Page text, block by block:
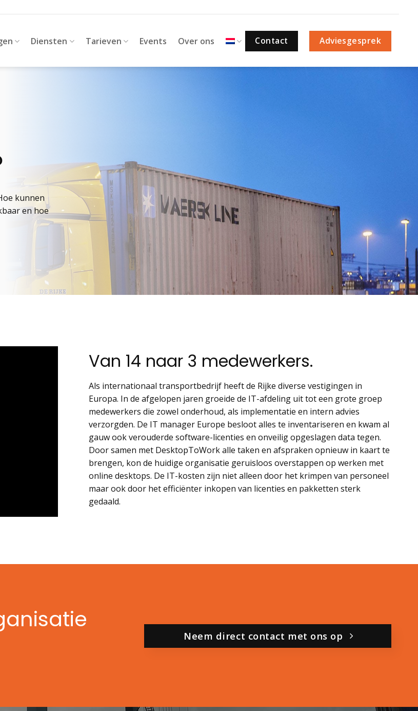
Diensten Tarieven Events Over ons Contact Adviesgesprek
kunnen
en hoe
Van 14 naar 3 medewerkers.
Als internationaal transportbedrijf heeft de Rijke diverse vestigingen in
Europa. In de afgelopen jaren groeide de IT-afdeling uit tot een grote groep
medewerkers die zowel onderhoud, als implementatie en intern advies
verzorgden. De IT manager Europe besloot alles te inventariseren en kwam al
gauw ook verouderde software-licenties en onveilig opgeslagen data tegen.
Door samen met DesktopToWork alle taken en afspraken opnieuw in kaart te
brengen, kon de huidige organisatie geruisloos overstappen op werken met
online desktops. De IT-kosten zijn niet alleen door het krimpen van personeel
maar ook door het efficiënter inkopen van licenties en pakketten sterk
gedaald.
Neem direct contact met ons op